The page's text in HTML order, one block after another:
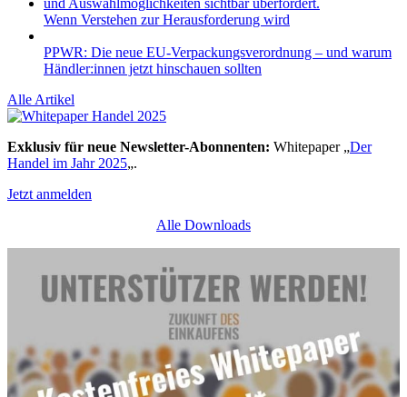
Wenn Verstehen zur Herausforderung wird
PPWR: Die neue EU-Verpackungsverordnung – und warum
Händler:innen jetzt hinschauen sollten
Alle Artikel
Exklusiv für neue Newsletter-Abonnenten: Whitepaper „Der
Handel im Jahr 2025„.
Jetzt anmelden
Alle Downloads